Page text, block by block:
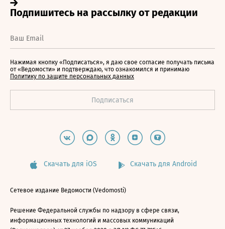
Нажимая кнопку «Подписаться», я даю свое согласие получать письма
от «Ведомости» и подтверждаю, что ознакомился и принимаю
Политику по защите персональных данных
Скачать для iOS Скачать для Android
Сетевое издание Ведомости (Vedomosti)
Решение Федеральной службы по надзору в сфере связи,
информационных технологий и массовых коммуникаций